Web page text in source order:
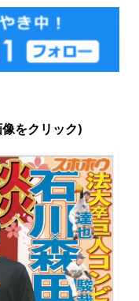
をクリック)